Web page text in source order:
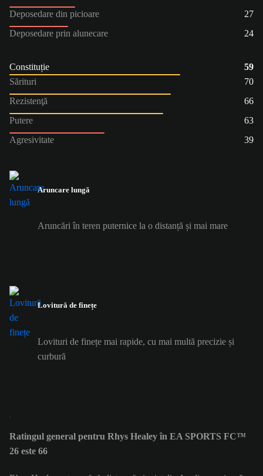
Deposedare din picioare
27
Deposedare prin alunecare
24
Constituție
59
Sărituri
70
Rezistenţă
66
Putere
63
Agresivitate
39
Aruncare lungă
Aruncări în teren puternice la o distanță și mai mare
Lovitură de finețe
Lovituri de finețe mai rapide, cu mai multă precizie și
curbură
Ratingul general pentru Rhys Healey în EA SPORTS FC™
26 este 66